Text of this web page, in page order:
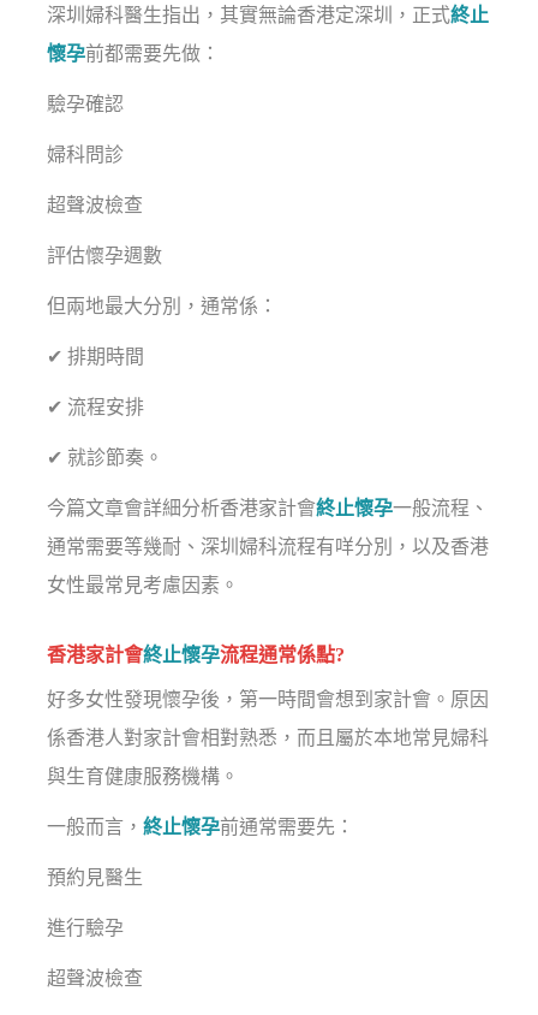
深圳婦科醫生指出，其實無論香港定深圳，正式終止
懷孕前都需要先做：
驗孕確認
婦科問診
超聲波檢查
評估懷孕週數
但兩地最大分別，通常係：
✔ 排期時間
✔ 流程安排
✔ 就診節奏。
今篇文章會詳細分析香港家計會終止懷孕一般流程、
通常需要等幾耐、深圳婦科流程有咩分別，以及香港
女性最常見考慮因素。
香港家計會終止懷孕流程通常係點?
好多女性發現懷孕後，第一時間會想到家計會。原因
係香港人對家計會相對熟悉，而且屬於本地常見婦科
與生育健康服務機構。
一般而言，終止懷孕前通常需要先：
預約見醫生
進行驗孕
超聲波檢查